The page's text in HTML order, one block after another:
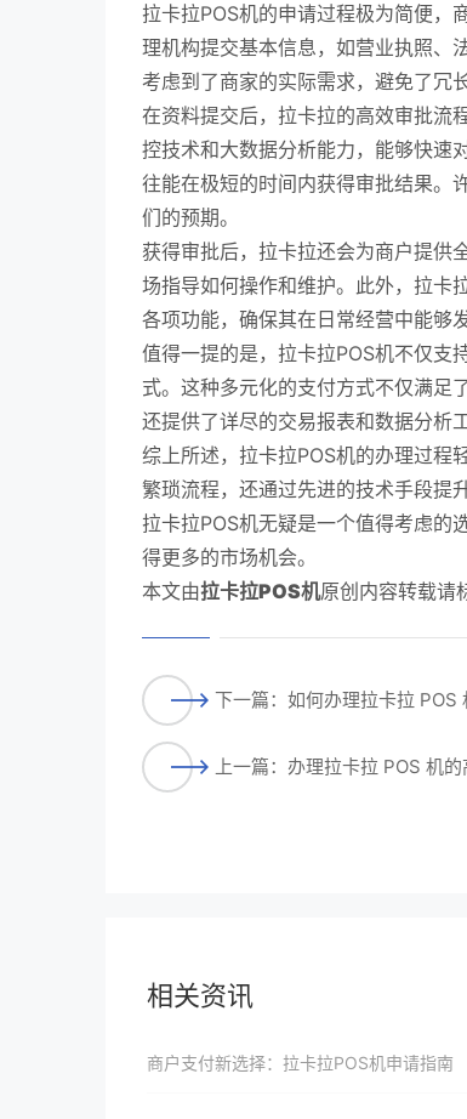
拉卡拉POS机的申请过程极为简便，
理机构提交基本信息，如营业执照、
考虑到了商家的实际需求，避免了冗
在资料提交后，拉卡拉的高效审批流
控技术和大数据分析能力，能够快速
往能在极短的时间内获得审批结果。
们的预期。
获得审批后，拉卡拉还会为商户提供
场指导如何操作和维护。此外，拉卡
各项功能，确保其在日常经营中能够
值得一提的是，拉卡拉POS机不仅支
式。这种多元化的支付方式不仅满足
还提供了详尽的交易报表和数据分析
综上所述，拉卡拉POS机的办理过程
繁琐流程，还通过先进的技术手段提
拉卡拉POS机无疑是一个值得考虑的
得更多的市场机会。
本文由拉卡拉POS机原创内容转载请
下一篇：如何办理拉卡拉 POS
上一篇：办理拉卡拉 POS 机
相关资讯
商户支付新选择：拉卡拉POS机申请指南